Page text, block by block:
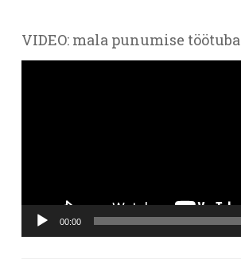
VIDEO: mala punumise töötuba
00:00